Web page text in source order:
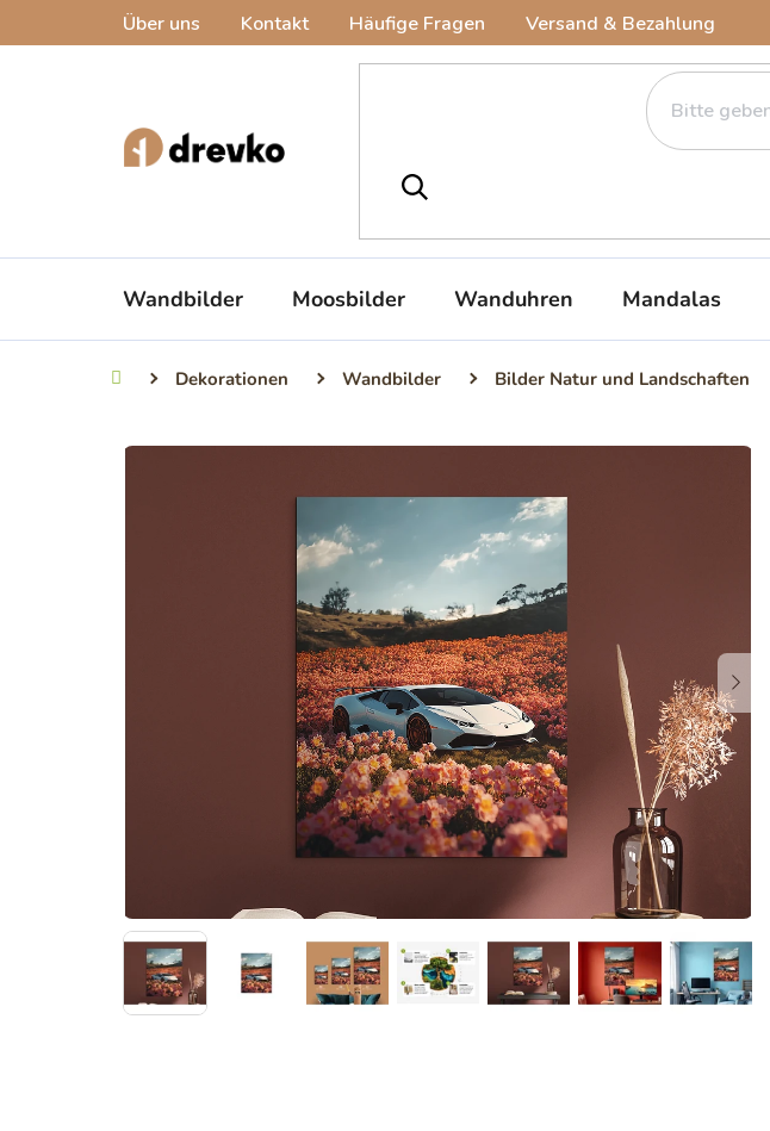
Über uns Kontakt Häufige Fragen Versand & Bezahlung
Wandbilder Moosbilder Wanduhren Mandalas
StartseiteDekorationen Wandbilder Bilder Natur und Landschaften